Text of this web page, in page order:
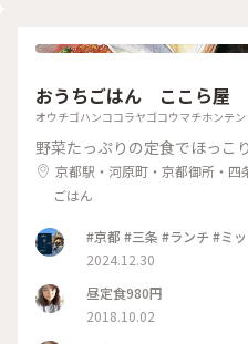
香りのミルクチョコやル
桜 #桜スイーツ #和スイー
やげ #おみやげ
おうちごはん ここら屋
オウチゴハンココラヤゴコウマチホンテン
野菜たっぷりの定食でほっこり
京都駅・河原町・京都御所・四
ごはん
#京都 #三条 #ランチ #ミ
2024.12.30
昼定食980円
2018.10.02